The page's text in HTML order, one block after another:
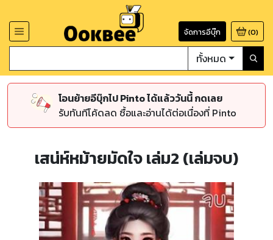
จัดการอีบุ๊ก (0)
ทั้งหมด
โอนย้ายอีบุ๊กไป Pinto ได้แล้ววันนี้ กดเลย
รับทันทีโค้ดลด ซื้อและอ่านได้ต่อเนื่องที่ Pinto
เสน่ห์หม้ายมัดใจ เล่ม2 (เล่มจบ)